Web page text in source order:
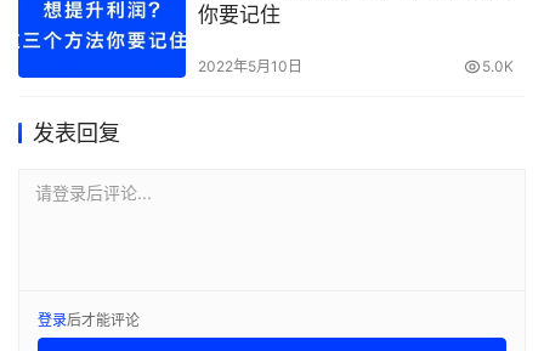
你要记住
2022年5月10日 5.0K
发表回复
请登录后评论...
登录后才能评论